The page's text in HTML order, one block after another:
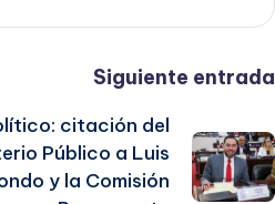
Siguiente entrada
citación del
Público a Luis
y la Comisión